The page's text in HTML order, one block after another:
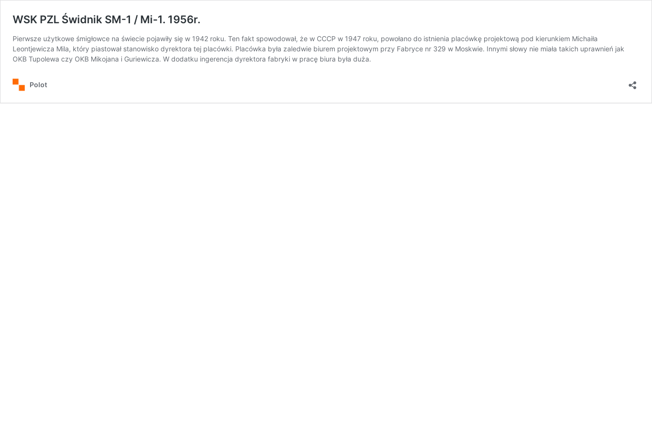
WSK PZL Świdnik SM-1 / Mi-1. 1956r.
Pierwsze użytkowe śmigłowce na świecie pojawiły się w 1942 roku. Ten fakt spowodował, że w CCCP w 1947 roku, powołano do istnienia placówkę projektową pod kierunkiem Michaiła
Leontjewicza Mila, który piastował stanowisko dyrektora tej placówki. Placówka była zaledwie biurem projektowym przy Fabryce nr 329 w Moskwie. Innymi słowy nie miała takich uprawnień jak
OKB Tupolewa czy OKB Mikojana i Guriewicza. W dodatku ingerencja dyrektora fabryki w pracę biura była duża.
Polot